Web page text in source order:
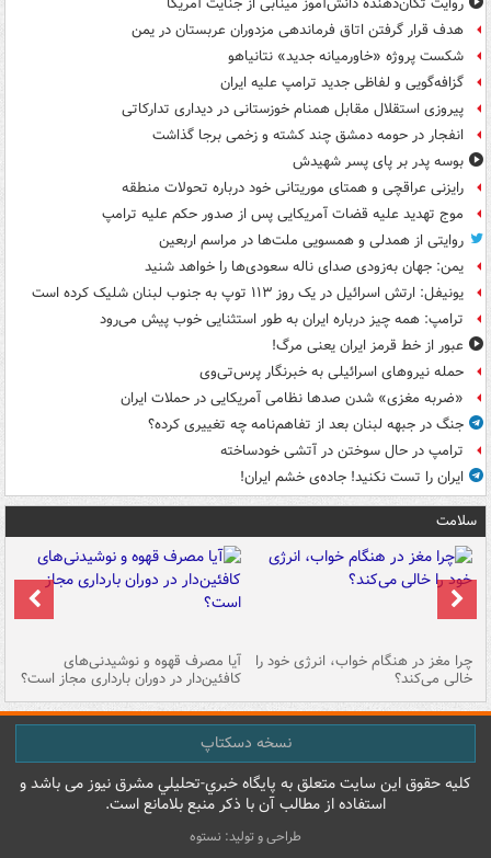
هدف قرار گرفتن اتاق‌ فرماندهی مزدوران عربستان در یمن
شکست پروژه «خاورمیانه جدید» نتانیاهو
گزافه‌گویی و لفاظی جدید ترامپ علیه ایران
پیروزی استقلال مقابل همنام خوزستانی در دیداری تدارکاتی
انفجار در حومه دمشق چند کشته و زخمی برجا گذاشت
بوسه‌ پدر بر پای پسر شهیدش
رایزنی عراقچی و همتای موریتانی خود درباره تحولات منطقه
موج تهدید علیه قضات آمریکایی پس از صدور حکم علیه ترامپ
روایتی از همدلی و همسویی ملت‌ها در مراسم اربعین
یمن: جهان به‌زودی صدای ناله سعودی‌ها را خواهد شنید
یونیفل: ارتش اسرائیل در یک روز ۱۱۳ توپ به جنوب لبنان شلیک کرده است
ترامپ: همه چیز درباره ایران به طور استثنایی خوب پیش می‌رود
عبور از خط قرمز ایران یعنی مرگ!
حمله نیروهای اسرائیلی به خبرنگار پرس‌تی‌وی
«ضربه مغزی» شدن صدها نظامی آمریکایی در حملات ایران
جنگ در جبهه لبنان بعد از تفاهم‌نامه چه تغییری کرده؟
ترامپ در حال سوختن در آتشی خودساخته
ایران را تست نکنید! جاده‌ی خشم ایران!
سلامت
چرا مغز در هنگام خواب، انرژی خود را
خالی می‌کند؟
آیا مصرف قهوه و نوشیدنی‌های
کافئین‌دار در دوران بارداری مجاز است؟
نسخه دسکتاپ
کليه حقوق اين سايت متعلق به پایگاه خبري-تحليلي مشرق نيوز می باشد و
استفاده از مطالب آن با ذکر منبع بلامانع است.
طراحی و تولید: نستوه